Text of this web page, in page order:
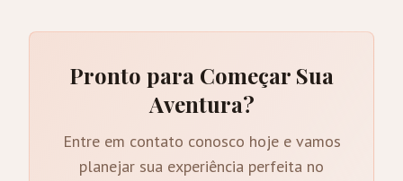
Pronto para Começar Sua
Aventura?
Entre em contato conosco hoje e vamos
planejar sua experiência perfeita no